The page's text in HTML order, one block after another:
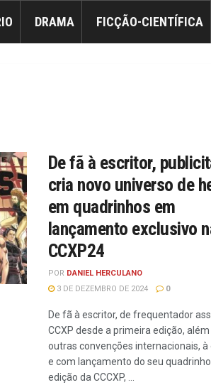
DRAMA FICÇÃO-CIENTÍFICA
De fã à escritor,
cria novo universo de
em quadrinhos em
lançamento exclusivo
CCXP24
POR DANIEL HERCULANO
3 DE DEZEMBRO DE 2024
0
De fã à escritor, de frequentador
CCXP desde a primeira edição, além
outras convenções internacionais,
e com lançamento do seu
edição da CCCXP, ...